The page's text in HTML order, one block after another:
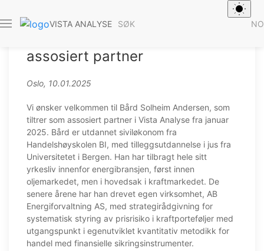
VISTA ANALYSE SØK NO
assosiert partner
Oslo, 10.01.2025
Vi ønsker velkommen til Bård Solheim Andersen, som
tiltrer som assosiert partner i Vista Analyse fra januar
2025. Bård er utdannet siviløkonom fra
Handelshøyskolen BI, med tilleggsutdannelse i jus fra
Universitetet i Bergen. Han har tilbragt hele sitt
yrkesliv innenfor energibransjen, først innen
oljemarkedet, men i hovedsak i kraftmarkedet. De
senere årene har han drevet egen virksomhet, AB
Energiforvaltning AS, med strategirådgivning for
systematisk styring av prisrisiko i kraftporteføljer med
utgangspunkt i egenutviklet kvantitativ metodikk for
handel med finansielle sikringsinstrumenter.